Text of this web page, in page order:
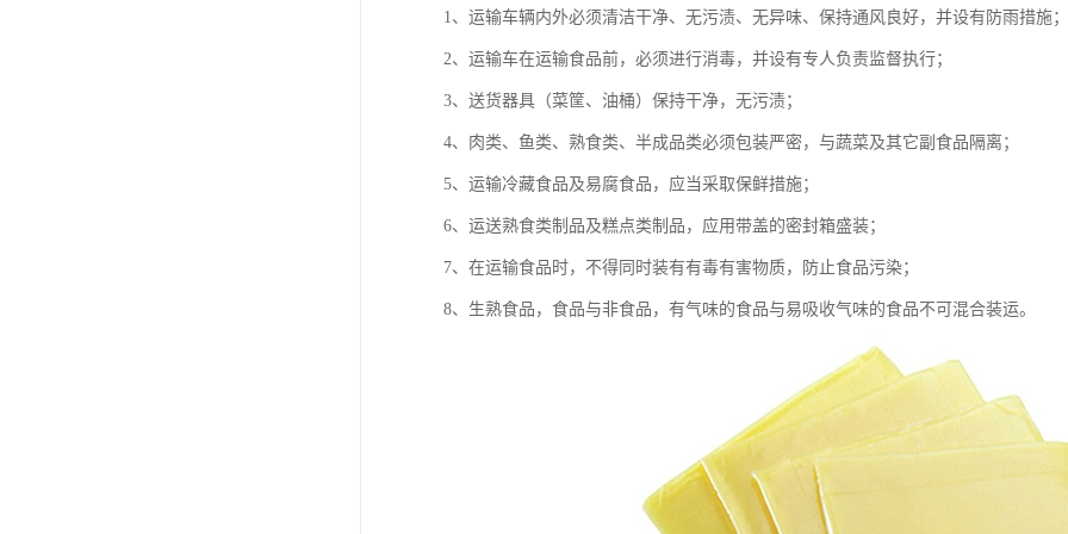
1、运输车辆内外必须清洁干净、无污渍、无异味、保持通风良好，并设有防雨措施；
2、运输车在运输食品前，必须进行消毒，并设有专人负责监督执行；
3、送货器具（菜筐、油桶）保持干净，无污渍；
4、肉类、鱼类、熟食类、半成品类必须包装严密，与蔬菜及其它副食品隔离；
5、运输冷藏食品及易腐食品，应当采取保鲜措施；
6、运送熟食类制品及糕点类制品，应用带盖的密封箱盛装；
7、在运输食品时，不得同时装有有毒有害物质，防止食品污染；
8、生熟食品，食品与非食品，有气味的食品与易吸收气味的食品不可混合装运。